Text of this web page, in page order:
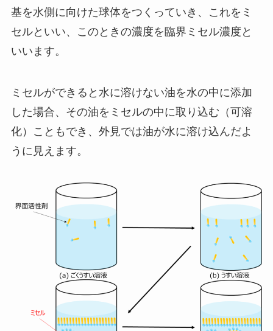
基を水側に向けた球体をつくっていき、これをミ
セルといい、このときの濃度を臨界ミセル濃度と
いいます。
ミセルができると水に溶けない油を水の中に添加
した場合、その油をミセルの中に取り込む（可溶
化）こともでき、外見では油が水に溶け込んだよ
うに見えます。